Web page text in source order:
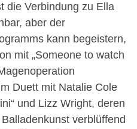
die Verbindung zu Ella
aber der
kann begeistern,
mit „Someone to watch
Duett mit Natalie Cole
und Lizz Wright, deren
verblüffend